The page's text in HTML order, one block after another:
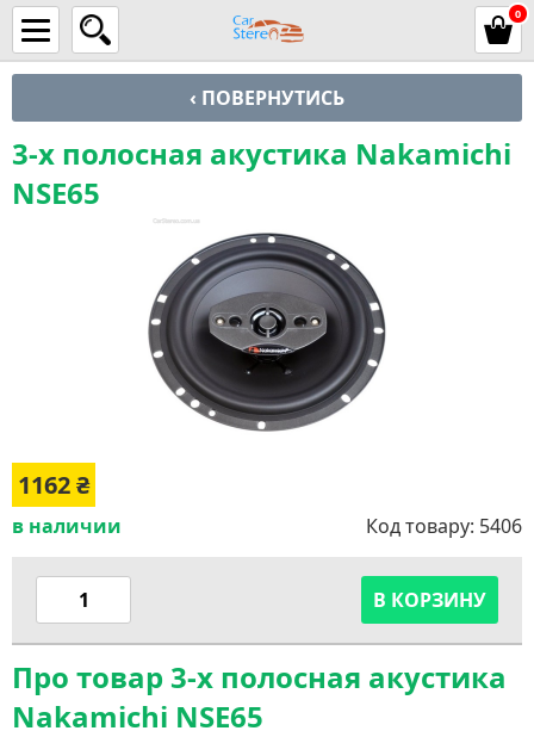
0
‹ ПОВЕРНУТИСЬ
3-х полосная акустика Nakamichi
NSE65
1162₴
в наличии Код товару: 5406
В КОРЗИНУ
Про товар 3-х полосная акустика
Nakamichi NSE65